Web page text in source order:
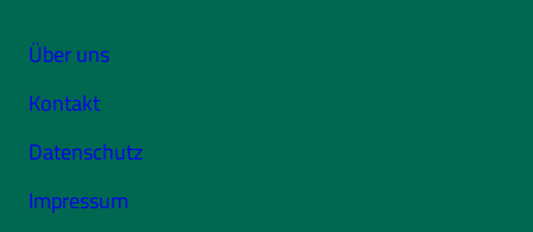
Über uns
Kontakt
Datenschutz
Impressum